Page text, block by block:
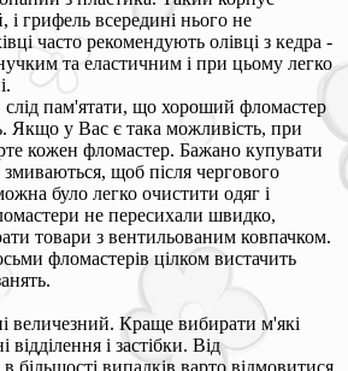
і грифель всередині нього не
часто рекомендують олівці з кедра -
та еластичним і при цьому легко
пам'ятати, що хороший фломастер
Якщо у Вас є така можливість, при
кожен фломастер. Бажано купувати
щоб після чергового
було легко очистити одяг і
не пересихали швидко,
товари з вентильованим ковпачком.
фломастерів цілком вистачить
величезний. Краще вибирати м'які
і застібки. Від
більшості випадків варто відмовитися,